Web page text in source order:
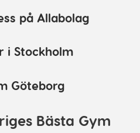
på Allabolag
i Stockholm
Göteborg
Bästa Gym